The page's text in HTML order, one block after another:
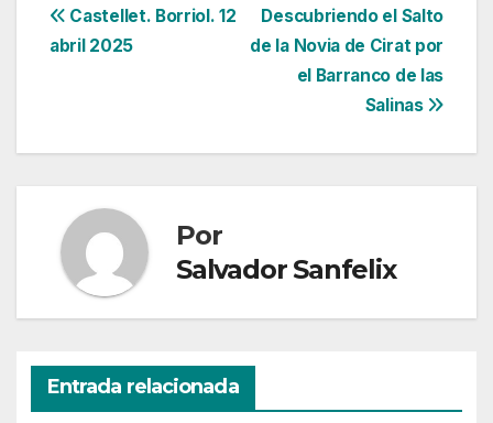
Navegación
Descubriendo el Salto
de la Novia de Cirat por
el Barranco de las
Salinas
Castellet. Borriol. 12
abril 2025
Por
Salvador Sanfelix
Entrada relacionada